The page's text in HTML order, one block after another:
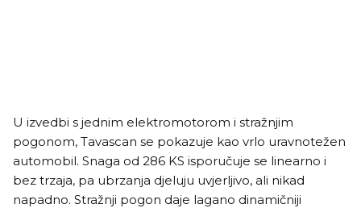
U izvedbi s jednim elektromotorom i stražnjim
pogonom, Tavascan se pokazuje kao vrlo uravnotežen
automobil. Snaga od 286 KS isporučuje se linearno i
bez trzaja, pa ubrzanja djeluju uvjerljivo, ali nikad
napadno. Stražnji pogon daje lagano dinamičniji